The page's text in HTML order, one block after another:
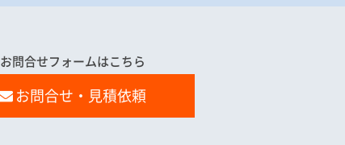
お問合せフォームはこちら
お問合せ・見積依頼